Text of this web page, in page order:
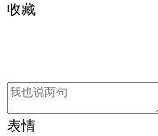
收藏
表情